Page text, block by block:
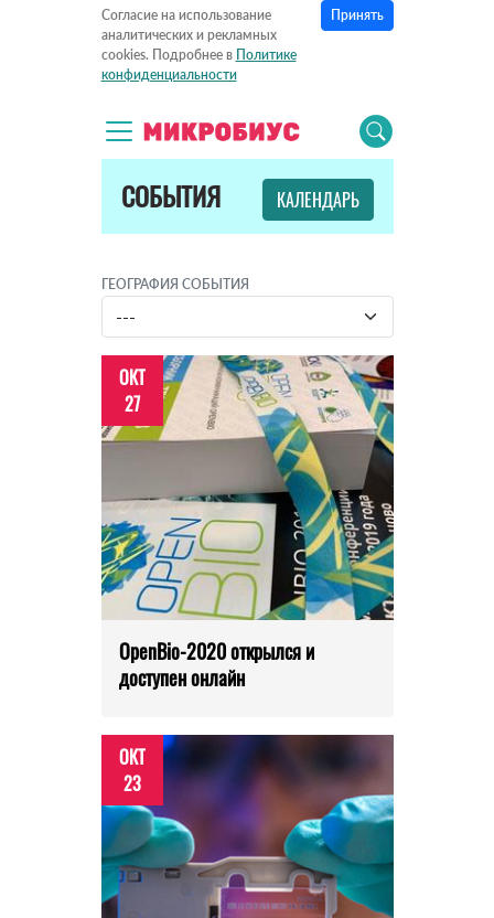
Согласие на использование
аналитических и рекламных
cookies. Подробнее в Политике
конфиденциальности
Принять
СОБЫТИЯ КАЛЕНДАРЬ
ГЕОГРАФИЯ СОБЫТИЯ
ОКТ
27
OpenBio-2020 открылся и
доступен онлайн
ОКТ
23